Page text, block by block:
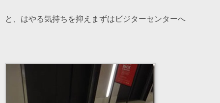
と、はやる気持ちを抑えまずはビジターセンターへ